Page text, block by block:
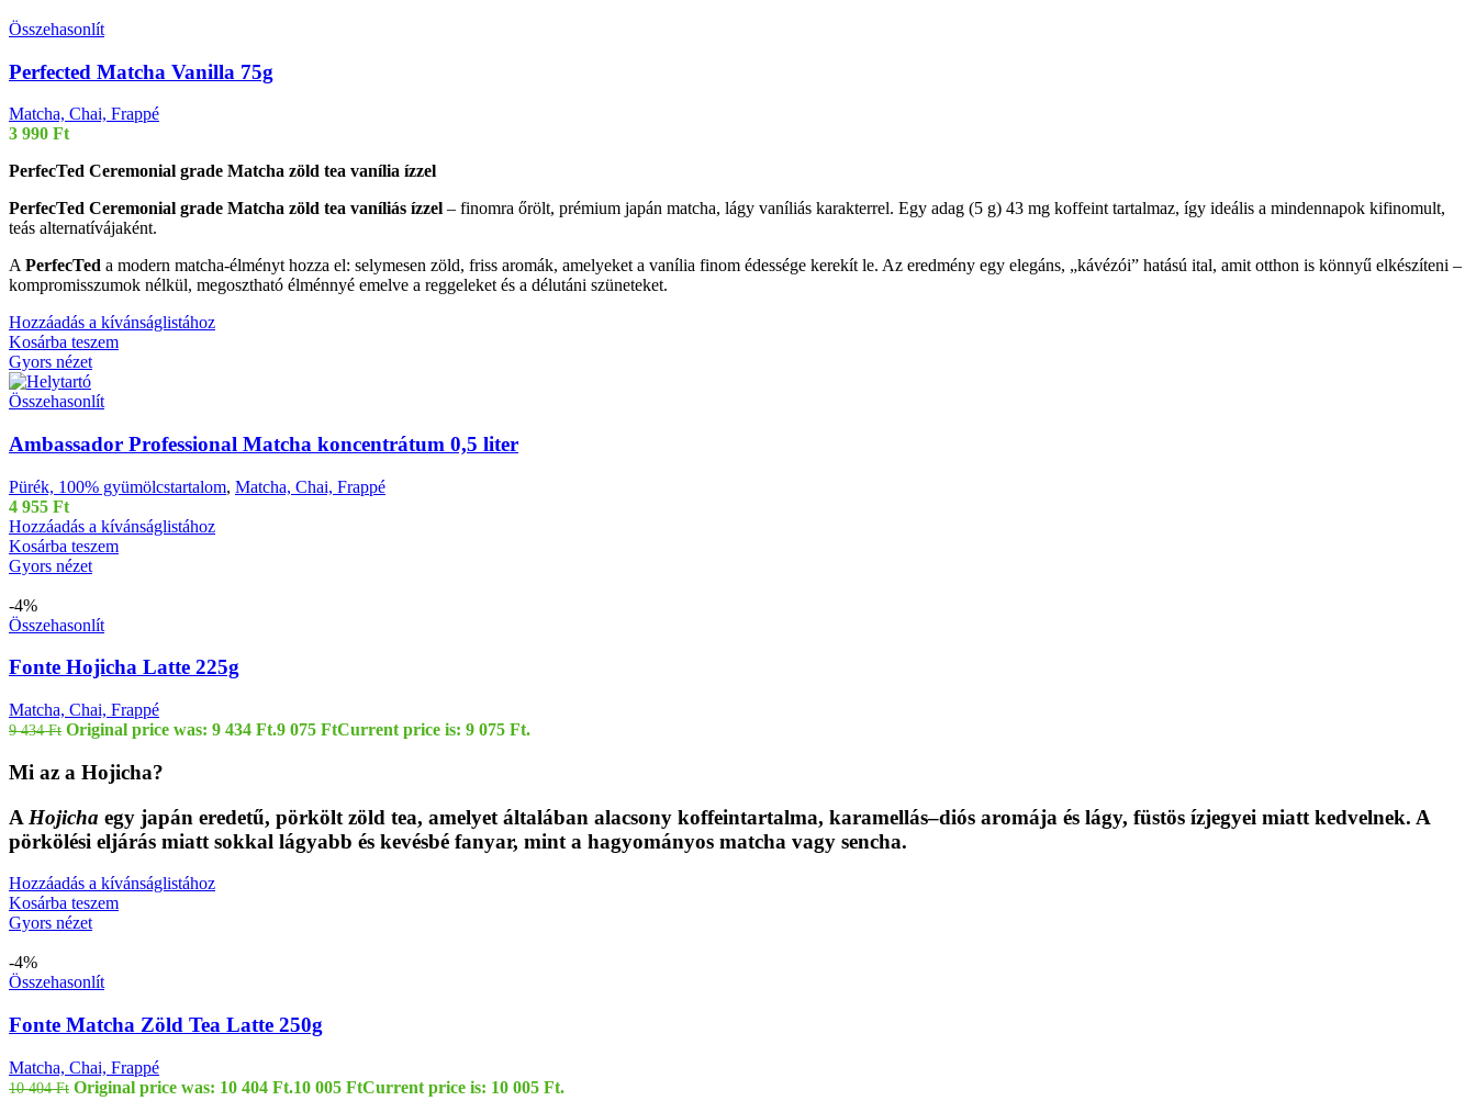
Összehasonlít
Perfected Matcha Vanilla 75g
Matcha, Chai, Frappé
3 990 Ft
PerfecTed Ceremonial grade Matcha zöld tea vanília ízzel
PerfecTed Ceremonial grade Matcha zöld tea vaníliás ízzel – finomra őrölt, prémium japán matcha, lágy vaníliás karakterrel. Egy adag (5 g) 43 mg koffeint tartalmaz, így ideális a mindennapok kifinomult,
teás alternatívájaként.
A PerfecTed a modern matcha-élményt hozza el: selymesen zöld, friss aromák, amelyeket a vanília finom édessége kerekít le. Az eredmény egy elegáns, „kávézói” hatású ital, amit otthon is könnyű elkészíteni –
kompromisszumok nélkül, megosztható élménnyé emelve a reggeleket és a délutáni szüneteket.
Hozzáadás a kívánságlistához
Kosárba teszem
Gyors nézet
Összehasonlít
Ambassador Professional Matcha koncentrátum 0,5 liter
Pürék, 100% gyümölcstartalom, Matcha, Chai, Frappé
4 955 Ft
Hozzáadás a kívánságlistához
Kosárba teszem
Gyors nézet
-4%
Összehasonlít
Fonte Hojicha Latte 225g
Matcha, Chai, Frappé
9 434Ft Original price was: 9 434 Ft.9 075 FtCurrent price is: 9 075 Ft.
Mi az a Hojicha?
A Hojicha egy japán eredetű, pörkölt zöld tea, amelyet általában alacsony koffeintartalma, karamellás–diós aromája és lágy, füstös ízjegyei miatt kedvelnek. A
pörkölési eljárás miatt sokkal lágyabb és kevésbé fanyar, mint a hagyományos matcha vagy sencha.
Hozzáadás a kívánságlistához
Kosárba teszem
Gyors nézet
-4%
Összehasonlít
Fonte Matcha Zöld Tea Latte 250g
Matcha, Chai, Frappé
10 404Ft Original price was: 10 404 Ft.10 005 FtCurrent price is: 10 005 Ft.